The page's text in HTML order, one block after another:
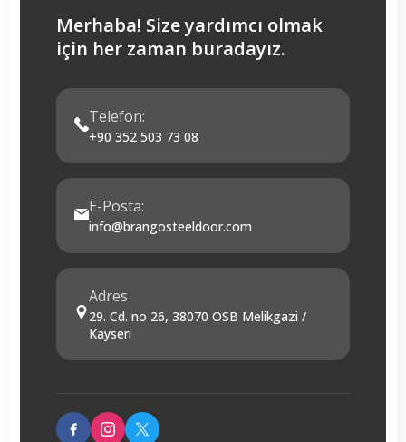
Merhaba! Size yardımcı olmak
için her zaman buradayız.
Telefon:
+90 352 503 73 08
E-Posta:
info@brangosteeldoor.com
Adres
29. Cd. no 26, 38070 OSB Melikgazi /
Kayseri